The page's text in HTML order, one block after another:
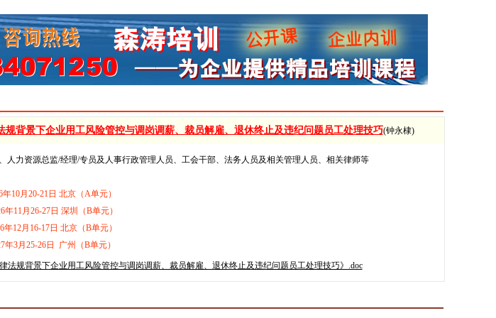
规背景下企业用工风险管控与调岗调薪、裁员解雇、退休终止及违纪问题员工处理技巧(钟永棣)
人力资源总监/经理/专员及人事行政管理人员、工会干部、法务人员及相关管理人员、相关律师等
10月20-21日 北京（A单元）
11月26-27日 深圳（B单元）
12月16-17日 北京（B单元）
年3月25-26日 广州（B单元）
法规背景下企业用工风险管控与调岗调薪、裁员解雇、退休终止及违纪问题员工处理技巧》.doc